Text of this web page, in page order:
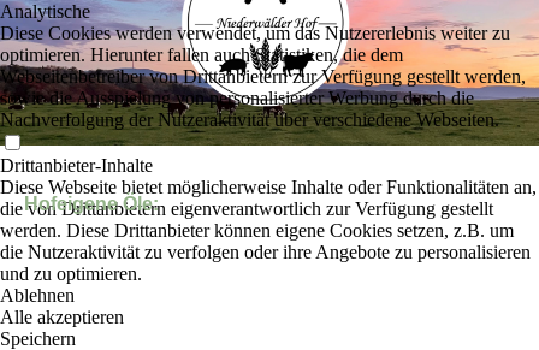
Hofeigene Öle:
Analytische
Diese Cookies werden verwendet, um das Nutzererlebnis weiter zu
optimieren. Hierunter fallen auch Statistiken, die dem
Webseitenbetreiber von Drittanbietern zur Verfügung gestellt werden,
sowie die Ausspielung von personalisierter Werbung durch die
Nachverfolgung der Nutzeraktivität über verschiedene Webseiten.
Drittanbieter-Inhalte
Diese Webseite bietet möglicherweise Inhalte oder Funktionalitäten an,
die von Drittanbietern eigenverantwortlich zur Verfügung gestellt
werden. Diese Drittanbieter können eigene Cookies setzen, z.B. um
die Nutzeraktivität zu verfolgen oder ihre Angebote zu personalisieren
und zu optimieren.
Ablehnen
Alle akzeptieren
Speichern